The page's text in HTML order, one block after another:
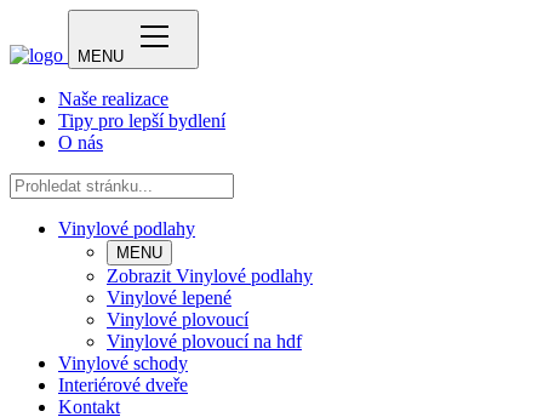
MENU
Naše realizace
Tipy pro lepší bydlení
O nás
Vinylové podlahy
MENU
Zobrazit Vinylové podlahy
Vinylové lepené
Vinylové plovoucí
Vinylové plovoucí na hdf
Vinylové schody
Interiérové dveře
Kontakt